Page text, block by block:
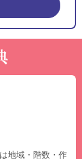
地域・階数・作